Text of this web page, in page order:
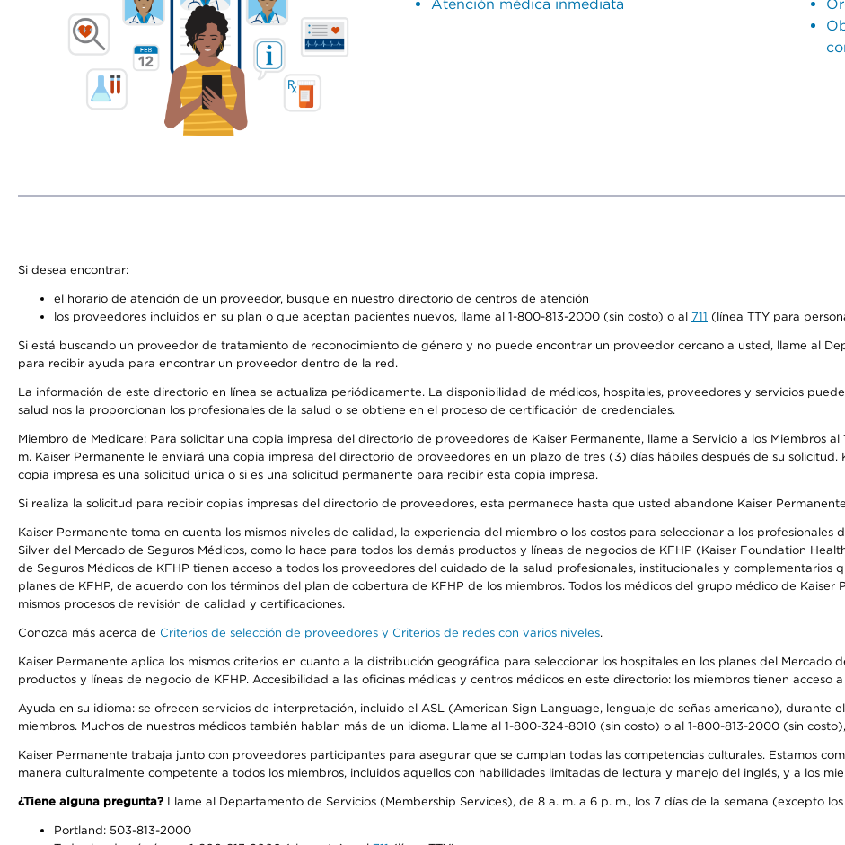
Atención médica inmediata
Si desea encontrar:
el horario de atención de un proveedor, busque en nuestro directorio de centros de atención
los proveedores incluidos en su plan o que aceptan pacientes nuevos, llame al 1-800-813-2000 (sin costo) o al 711 (línea TTY para
Si está buscando un proveedor de tratamiento de reconocimiento de género y no puede encontrar un proveedor cercano a usted, llame al
para recibir ayuda para encontrar un proveedor dentro de la red.
La información de este directorio en línea se actualiza periódicamente. La disponibilidad de médicos, hospitales, proveedores y servicios
salud nos la proporcionan los profesionales de la salud o se obtiene en el proceso de certificación de credenciales.
Miembro de Medicare: Para solicitar una copia impresa del directorio de proveedores de Kaiser Permanente, llame a Servicio a los Miembros al
m. Kaiser Permanente le enviará una copia impresa del directorio de proveedores en un plazo de tres (3) días hábiles después de su
copia impresa es una solicitud única o si es una solicitud permanente para recibir esta copia impresa.
Si realiza la solicitud para recibir copias impresas del directorio de proveedores, esta permanece hasta que usted abandone Kaiser
Kaiser Permanente toma en cuenta los mismos niveles de calidad, la experiencia del miembro o los costos para seleccionar a los
Silver del Mercado de Seguros Médicos, como lo hace para todos los demás productos y líneas de negocios de KFHP (Kaiser Foundation
de Seguros Médicos de KFHP tienen acceso a todos los proveedores del cuidado de la salud profesionales, institucionales y
planes de KFHP, de acuerdo con los términos del plan de cobertura de KFHP de los miembros. Todos los médicos del grupo médico de
mismos procesos de revisión de calidad y certificaciones.
Conozca más acerca de Criterios de selección de proveedores y Criterios de redes con varios niveles.
Kaiser Permanente aplica los mismos criterios en cuanto a la distribución geográfica para seleccionar los hospitales en los planes del Mercado
productos y líneas de negocio de KFHP. Accesibilidad a las oficinas médicas y centros médicos en este directorio: los miembros tienen acceso
Ayuda en su idioma: se ofrecen servicios de interpretación, incluido el ASL (American Sign Language, lenguaje de señas americano), durante
miembros. Muchos de nuestros médicos también hablan más de un idioma. Llame al 1-800-324-8010 (sin costo) o al 1-800-813-2000 (sin
Kaiser Permanente trabaja junto con proveedores participantes para asegurar que se cumplan todas las competencias culturales. Estamos
manera culturalmente competente a todos los miembros, incluidos aquellos con habilidades limitadas de lectura y manejo del inglés, y a los
¿Tiene alguna pregunta? Llame al Departamento de Servicios (Membership Services), de 8 a. m. a 6 p. m., los 7 días de la semana (excepto
Portland: 503-813-2000